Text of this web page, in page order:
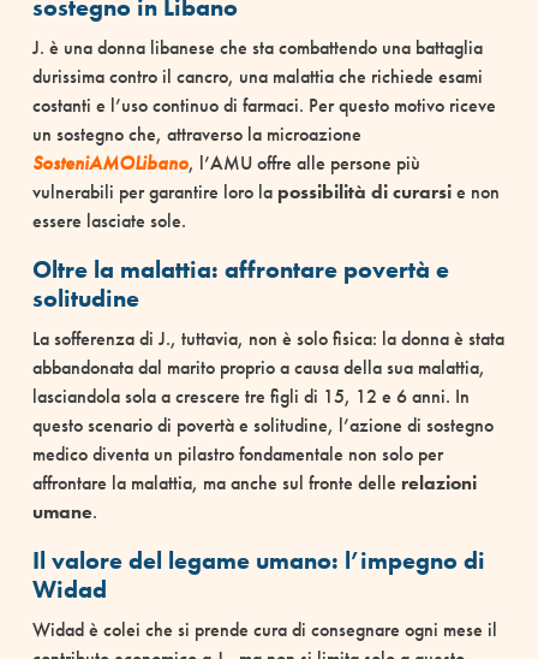
sostegno in Libano
J. è una donna libanese che sta combattendo una battaglia
durissima contro il cancro, una malattia che richiede esami
costanti e l’uso continuo di farmaci. Per questo motivo riceve
un sostegno che, attraverso la microazione
SosteniAMOLibano, l’AMU offre alle persone più
vulnerabili per garantire loro lapossibilità di curarsie non
essere lasciate sole.
Oltre la malattia: affrontare povertà e
solitudine
La sofferenza di J., tuttavia, non è solo fisica: la donna è stata
abbandonata dal marito proprio a causa della sua malattia,
lasciandola sola a crescere tre figli di 15, 12 e 6 anni. In
questo scenario di povertà e solitudine, l’azione di sostegno
medico diventa un pilastro fondamentale non solo per
affrontare la malattia, ma anche sul fronte delle relazioni
umane.
Il valore del legame umano: l’impegno di
Widad
Widad è colei che si prende cura di consegnare ogni mese il